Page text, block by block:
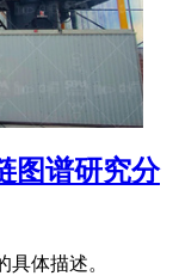
图谱研究分
体描述。